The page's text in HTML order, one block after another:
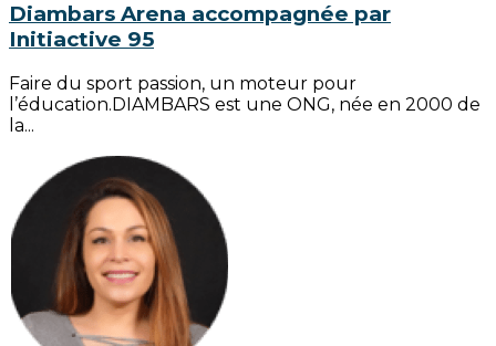
Diambars Arena accompagnée par
Initiactive 95
Faire du sport passion, un moteur pour
l’éducation.DIAMBARS est une ONG, née en 2000 de
la...